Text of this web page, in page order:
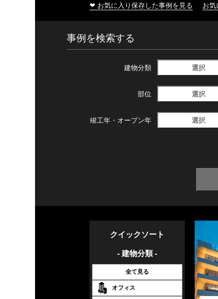
❤ お気に入り保存した事例を見る お
事例を検索する
建物分類 選択
部位 選択
竣工年・ オープン年 選択
クイックソート
- 建物分類 -
全て見る
オフィス